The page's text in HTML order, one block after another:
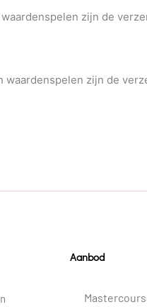
zijn de
waardenspelen zijn de
Aanbod